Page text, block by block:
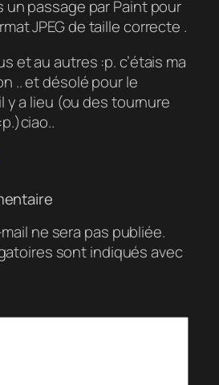
passage par Paint pour
JPEG de taille correcte .
et au autres :p. c’étais ma
.. et désolé pour le
y a lieu (ou des tournure
ne sera pas publiée.
sont indiqués avec